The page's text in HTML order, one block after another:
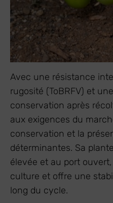
Avec une résistance
rugosité (ToBRFV) et
conservation après
aux exigences du
conservation et la
déterminantes. Sa
élevée et au port
culture et offre une
long du cycle.